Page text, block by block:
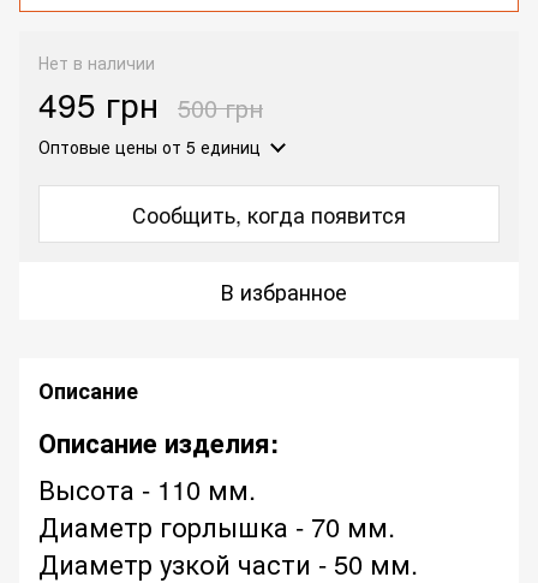
Нет в наличии
495 грн 500 грн
Оптовые цены от 5 единиц
Сообщить, когда появится
В избранное
Описание
Описание изделия:
Высота - 110 мм.
Диаметр горлышка - 70 мм.
Диаметр узкой части - 50 мм.